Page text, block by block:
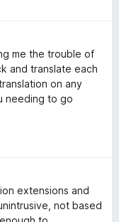
me the trouble of
and translate each
on any
needing to go
extensions and
not based